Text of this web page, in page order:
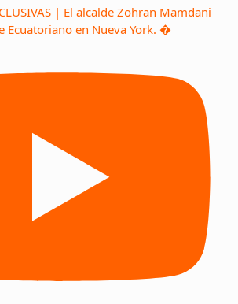
| El alcalde Zohran Mamdani
Ecuatoriano en Nueva York. �